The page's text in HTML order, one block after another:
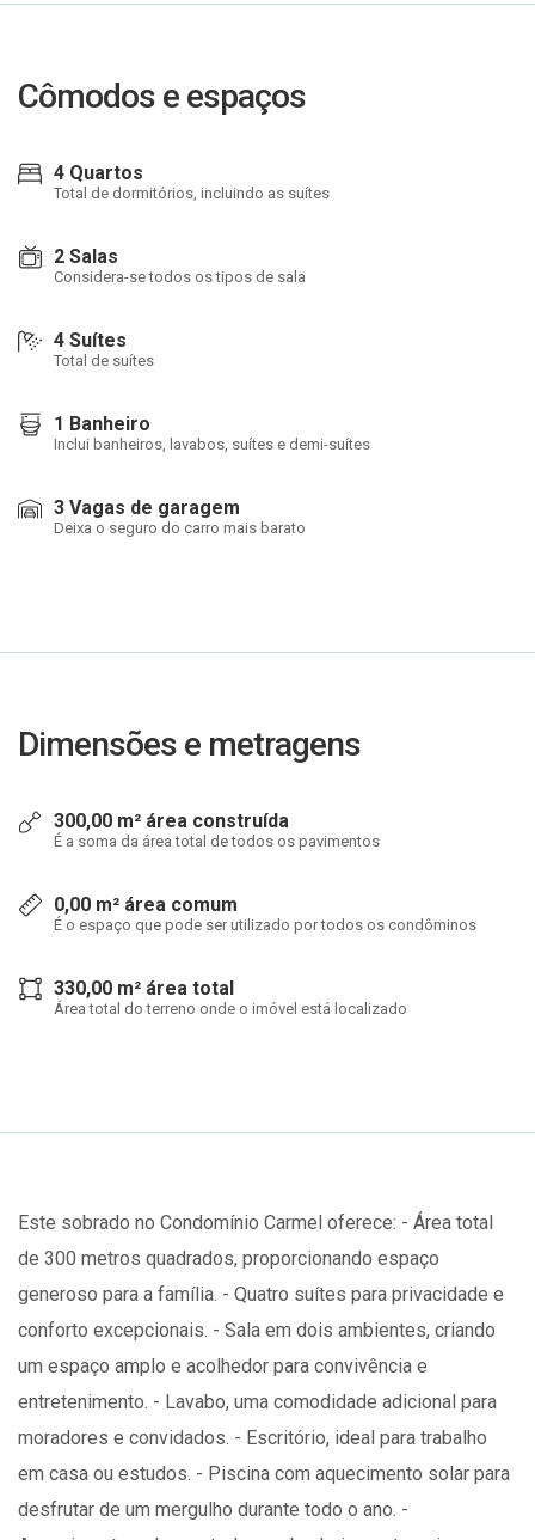
Cômodos e espaços
4 Quartos
Total de dormitórios, incluindo as suítes
2 Salas
Considera-se todos os tipos de sala
4 Suítes
Total de suítes
1 Banheiro
Inclui banheiros, lavabos, suítes e demi-suítes
3 Vagas de garagem
Deixa o seguro do carro mais barato
Dimensões e metragens
300,00 m² área construída
É a soma da área total de todos os pavimentos
0,00 m² área comum
É o espaço que pode ser utilizado por todos os condôminos
330,00 m² área total
Área total do terreno onde o imóvel está localizado
Este sobrado no Condomínio Carmel oferece: - Área total
de 300 metros quadrados, proporcionando espaço
generoso para a família. - Quatro suítes para privacidade e
conforto excepcionais. - Sala em dois ambientes, criando
um espaço amplo e acolhedor para convivência e
entretenimento. - Lavabo, uma comodidade adicional para
moradores e convidados. - Escritório, ideal para trabalho
em casa ou estudos. - Piscina com aquecimento solar para
desfrutar de um mergulho durante todo o ano. -